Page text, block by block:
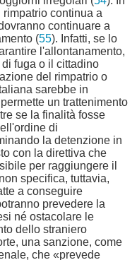
continua a
continuare a
(55). Infatti, se lo
l'allontanamento,
fuga o il cittadino
del rimpatrio o
sarebbe in
un trattenimento
se la finalità fosse
di
la detenzione in
con la direttiva che
per raggiungere il
specifica, tuttavia,
a conseguire
prevedere la
né ostacolare le
dello straniero
una sanzione, come
che «prevede